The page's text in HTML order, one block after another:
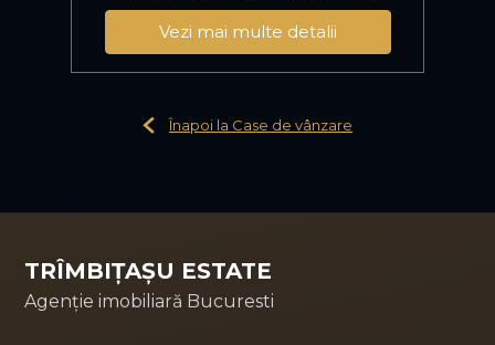
Vezi mai multe detalii
Înapoi la Case de vânzare
TRÎMBIȚAȘU ESTATE
Agenție imobiliară Bucuresti